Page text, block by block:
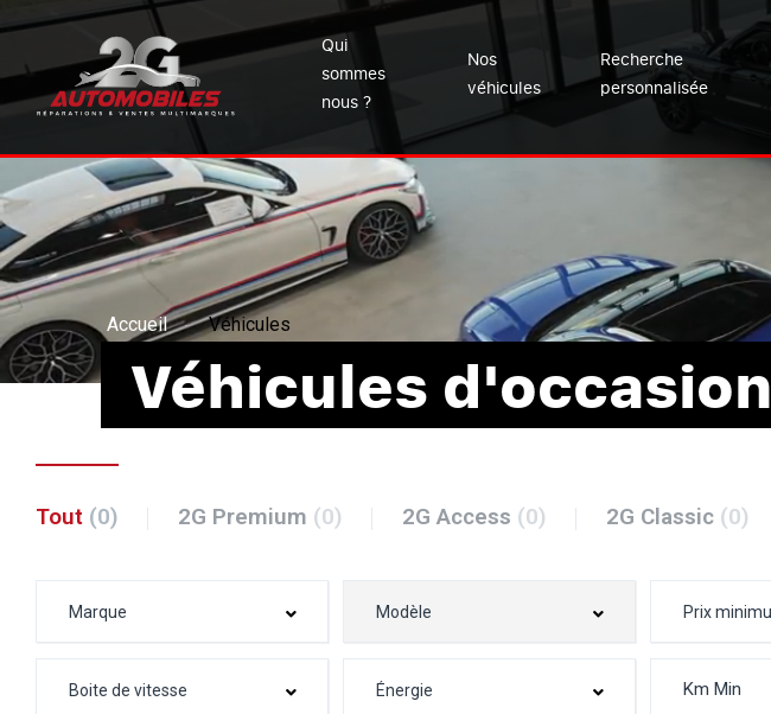
Qui
sommes
nous ?
Nos
véhicules
Recherche
personnalisée
Accueil Véhicules
Véhicules d'occasion
Tout (0) 2G Premium (0) 2G Access (0) 2G Classic (0)